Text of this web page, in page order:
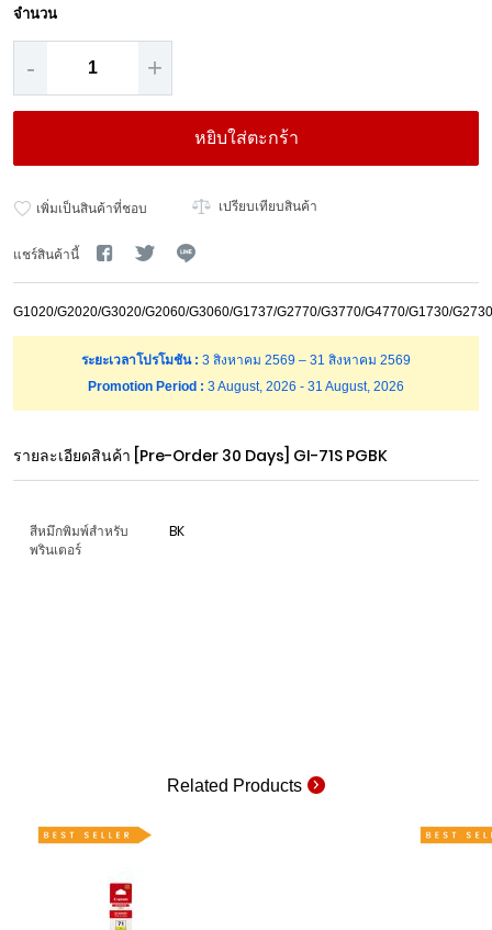
จำนวน
- +
หยิบใส่ตะกร้า
เพิ่มเป็นสินค้าที่ชอบ เปรียบเทียบสินค้า
แชร์สินค้านี้
G1020/G2020/G3020/G2060/G3060/G1737/G2770/G3770/G4770/G1730/
ระยะเวลาโปรโมชัน : 3 สิงหาคม 2569 – 31 สิงหาคม 2569
Promotion Period : 3 August, 2026 - 31 August, 2026
gallery
รายละเอียดสินค้า [Pre-Order 30 Days] GI-71S PGBK
สีหมึกพิมพ์สำหรับ
พรินเตอร์
BK
Related Products